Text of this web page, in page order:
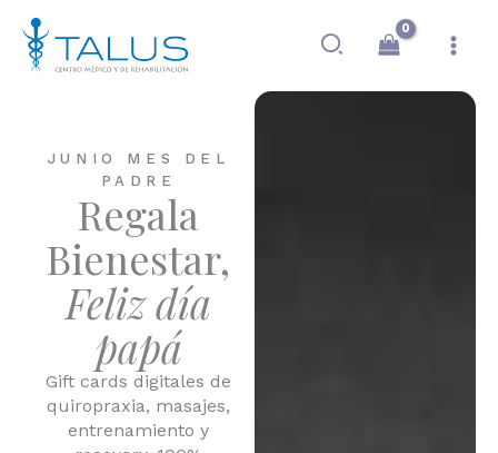
contenido
JUNIO MES DEL
PADRE
Regala
Bienestar,
Feliz día
papá
Gift cards digitales de
quiropraxia, masajes,
entrenamiento y